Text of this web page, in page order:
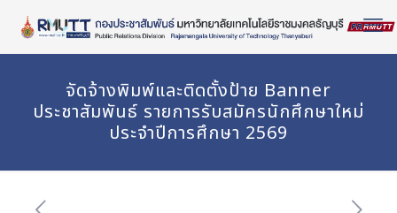
Content
จัดจ้างพิมพ์และติดตั้งป้าย Banner
ประชาสัมพันธ์ รายการรับสมัครนักศึกษาใหม่
ประจำปีการศึกษา 2569